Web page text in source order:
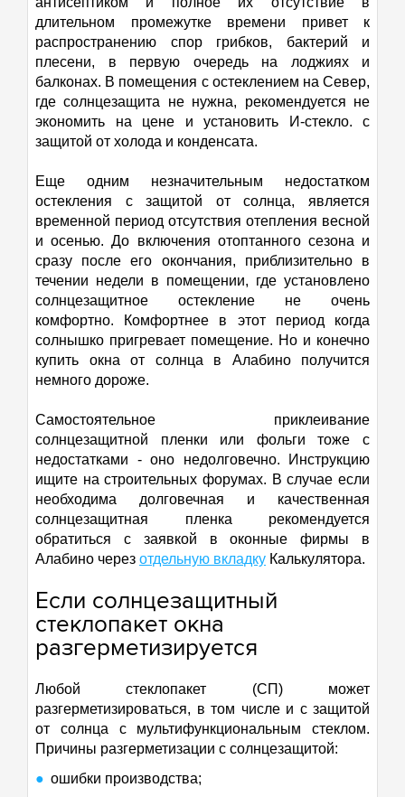
длительном промежутке времени привет к
распространению спор грибков, бактерий и
плесени, в первую очередь на лоджиях и
балконах. В помещения с остеклением на Север,
где солнцезащита не нужна, рекомендуется не
экономить на цене и установить И-стекло. с
защитой от холода и конденсата.
Еще одним незначительным недостатком
остекления с защитой от солнца, является
временной период отсутствия отепления весной
и осенью. До включения отоптанного сезона и
сразу после его окончания, приблизительно в
течении недели в помещении, где установлено
солнцезащитное остекление не очень
комфортно. Комфортнее в этот период когда
солнышко пригревает помещение. Но и конечно
купить окна от солнца в Алабино получится
немного дороже.
Самостоятельное приклеивание
солнцезащитной пленки или фольги тоже с
недостатками - оно недолговечно. Инструкцию
ищите на строительных форумах. В случае если
необходима долговечная и качественная
солнцезащитная пленка рекомендуется
обратиться с заявкой в оконные фирмы в
Алабино через отдельную вкладку Калькулятора.
Если солнцезащитный
стеклопакет окна
разгерметизируется
Любой стеклопакет (СП) может
разгерметизироваться, в том числе и с защитой
от солнца с мультифункциональным стеклом.
Причины разгерметизации с солнцезащитой:
ошибки производства;